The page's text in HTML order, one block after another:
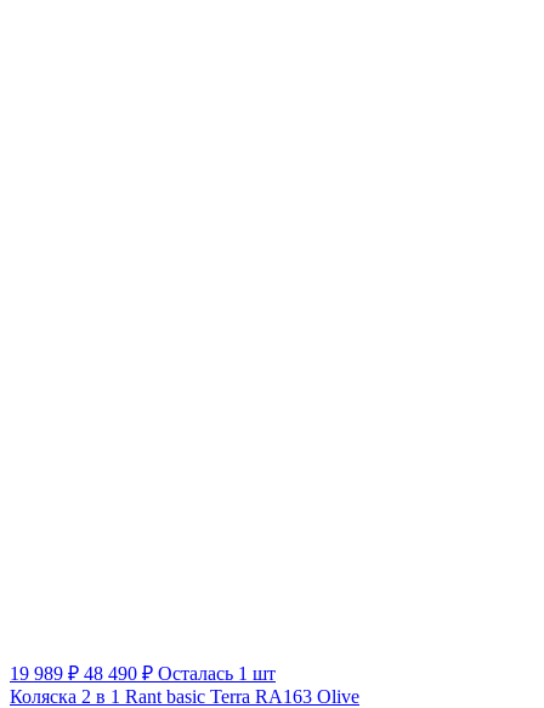
19 989 ₽ 48 490 ₽ Осталась 1 шт
Коляска 2 в 1 Rant basic Terra RA163 Olive